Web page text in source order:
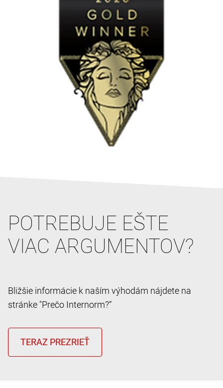
POTREBUJE EŠTE
VIAC ARGUMENTOV?
Bližšie informácie k naším výhodám nájdete na
stránke "Prečo Internorm?“